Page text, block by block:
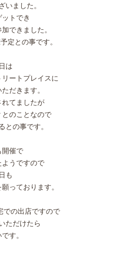
いました。
トでき
できました。
定との事です。
は
ートプレイスに
だきます。
れてましたが
のことなので
との事です。
開催で
うですので
も
っております。
での出店ですので
ただけたら
す。